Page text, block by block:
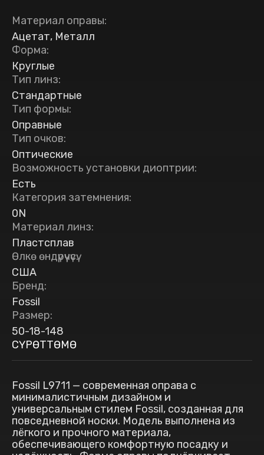
Материал оправы:
Ацетат, Металл
Форма:
Круглые
Тип линз:
Стандартные
Тип формы:
Оправные
Тип очков:
Оптические
Возможность установки диоптрии:
Есть
Категория затемнения:
0N
Материал линз:
Пластсплав
Өлкө өндүрүүчүсү:
США
Бренд:
Fossil
Размер:
50-18-148
СҮРӨТТӨМӨ
Fossil L9711 — современная оправа с
минималистичным дизайном и
универсальным стилем Fossil, созданная для
повседневной носки. Модель выполнена из
лёгкого и прочного материала,
обеспечивающего комфортную посадку и